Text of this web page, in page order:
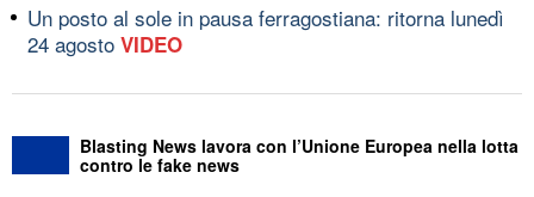
Un posto al sole in pausa ferragostiana: ritorna lunedì
24 agosto VIDEO
Blasting News lavora con l’Unione Europea nella lotta
contro le fake news